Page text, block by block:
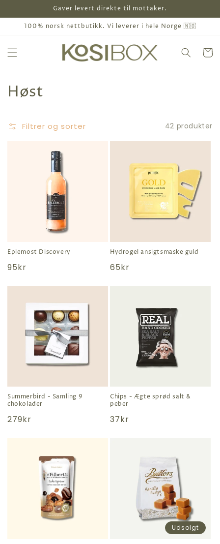
indhold
Gaver levert direkte til mottaker.
100% norsk nettbutikk. Vi leverer i hele Norge 🇳🇴
K
l
o
n
:
Høst
Filtrer og sorter 42 produkter
Eplemost Discovery
Normal
95kr
Hydrogel ansigtsmaske guld
Normal
65kr
Summerbird - Samling 9
chokolader
Normal
279kr
Chips - Ægte sprød salt &
peber
Normal
37kr
Udsolgt